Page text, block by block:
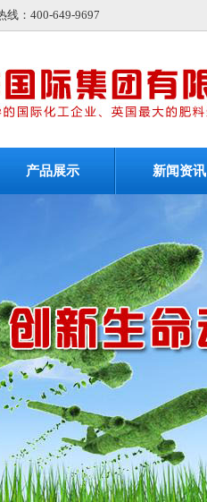
线：400-649-9697
产品展示 新闻资讯